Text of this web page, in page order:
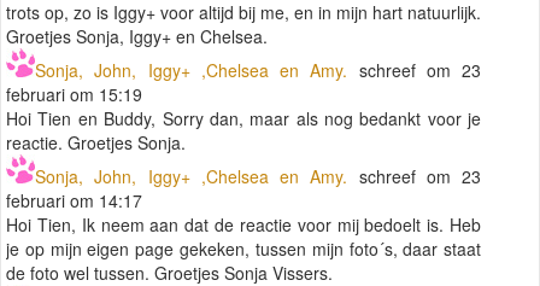
trots op, zo is Iggy+ voor altijd bij me, en in mijn hart natuurlijk.
Groetjes Sonja, Iggy+ en Chelsea.
Sonja, John, Iggy+ ,Chelsea en Amy. schreef om 23
februari om 15:19
Hoi Tien en Buddy, Sorry dan, maar als nog bedankt voor je
reactie. Groetjes Sonja.
Sonja, John, Iggy+ ,Chelsea en Amy. schreef om 23
februari om 14:17
Hoi Tien, Ik neem aan dat de reactie voor mij bedoelt is. Heb
je op mijn eigen page gekeken, tussen mijn foto´s, daar staat
de foto wel tussen. Groetjes Sonja Vissers.